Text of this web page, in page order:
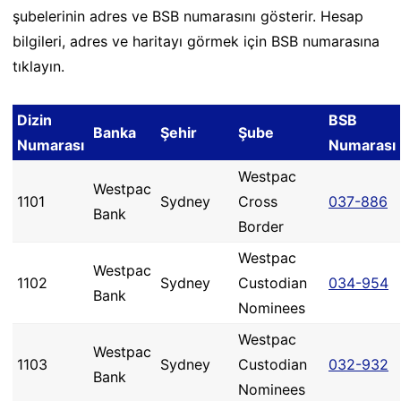
şubelerinin adres ve BSB numarasını gösterir. Hesap
bilgileri, adres ve haritayı görmek için BSB numarasına
tıklayın.
Dizin
Numarası
Banka Şehir Şube
BSB
Numarası
1101
Westpac
Bank
Sydney
Westpac
Cross
Border
037-886
1102
Westpac
Bank
Sydney
Westpac
Custodian
Nominees
034-954
1103
Westpac
Bank
Sydney
Westpac
Custodian
Nominees
032-932